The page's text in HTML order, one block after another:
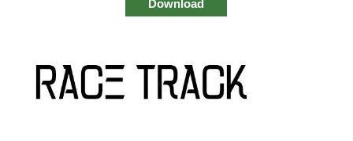
Download